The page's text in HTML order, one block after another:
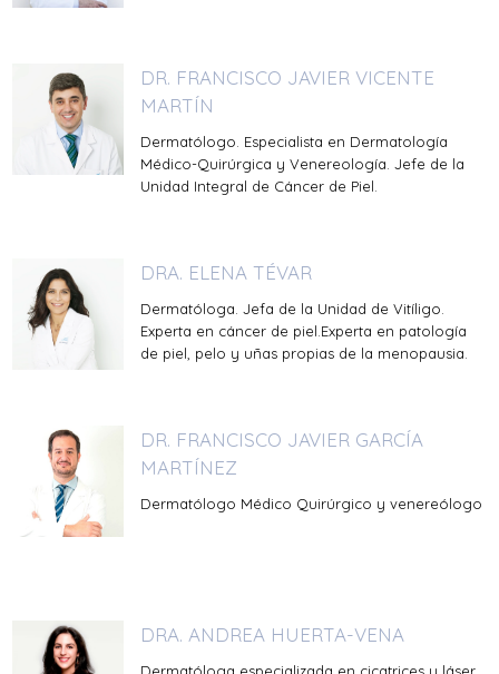
DR. FRANCISCO JAVIER VICENTE
MARTÍN
Dermatólogo. Especialista en Dermatología
Médico-Quirúrgica y Venereología. Jefe de la
Unidad Integral de Cáncer de Piel.
DRA. ELENA TÉVAR
Dermatóloga. Jefa de la Unidad de Vitíligo.
Experta en cáncer de piel.Experta en patología
de piel, pelo y uñas propias de la menopausia.
DR. FRANCISCO JAVIER GARCÍA
MARTÍNEZ
Dermatólogo Médico Quirúrgico y venereólogo
DRA. ANDREA HUERTA-VENA